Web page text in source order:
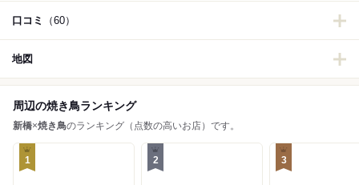
口コミ （60）
地図
周辺の焼き鳥ランキング
新橋×焼き鳥のランキング（点数の高いお店）です。
1 2 3